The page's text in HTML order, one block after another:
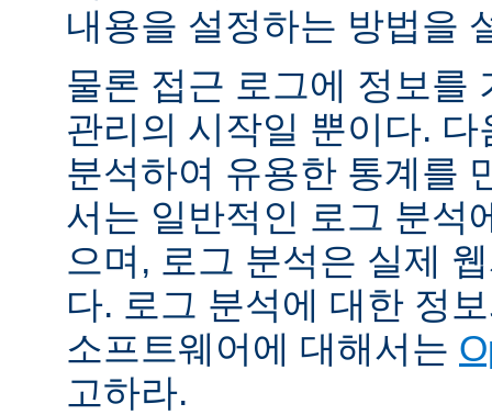
내용을 설정하는 방법을
물론 접근 로그에 정보를
관리의 시작일 뿐이다.
분석하여 유용한 통계를
서는 일반적인 로그 분석
으며, 로그 분석은 실제
다. 로그 분석에 대한 정
소프트웨어에 대해서는
고하라.